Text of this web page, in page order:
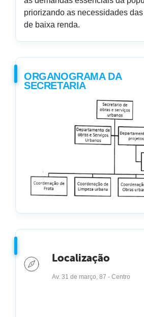
priorizando as necessidades
de baixa renda.
ORGANOGRAMA DA
SECRETARIA
Localização
Av. 31 de março, 87 - Centro